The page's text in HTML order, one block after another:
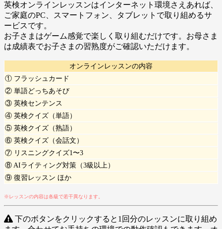
英検オンラインレッスンはインターネット環境さえあれば、
ご家庭のPC、スマートフォン、タブレットで取り組めるサ
ービスです。
お子さまはゲーム感覚で楽しく取り組むだけです。お母さま
は成績表でお子さまの習熟度がご確認いただけます。
オンラインレッスンの内容
① フラッシュカード
② 単語どっちあそび
③ 英検センテンス
④ 英検クイズ（単語）
⑤ 英検クイズ（熟語）
⑥ 英検クイズ（会話文）
⑦ リスニングクイズ1〜3
⑧ AIライティング対策（3級以上）
⑨ 復習レッスン ほか
※レッスンの内容は各級で若干異なります。
下のボタンをクリックすると1回分のレッスンに取り組め